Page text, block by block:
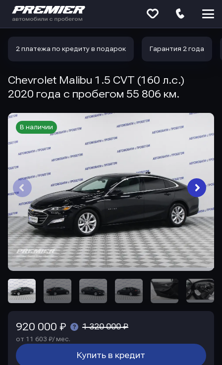
2 платежа по кредиту в подарок Гарантия 2 года
Chevrolet Malibu 1.5 CVT (160 л.с.)
2020 года с пробегом 55 806 км.
В наличии
920 000 ₽ 1 320 000 ₽
от 11 603 ₽/ мес.
Купить в кредит